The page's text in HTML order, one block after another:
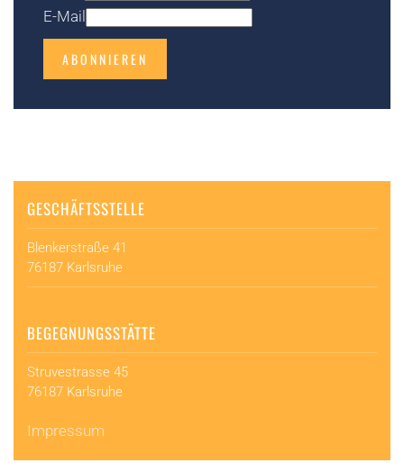
E-Mail
ABONNIEREN
GESCHÄFTSSTELLE
Blenkerstraße 41
76187 Karlsruhe
BEGEGNUNGSSTÄTTE
Struvestrasse 45
76187 Karlsruhe
Impressum